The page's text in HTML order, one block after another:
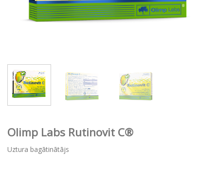
Olimp Labs Rutinovit C®
Uztura bagātinātājs